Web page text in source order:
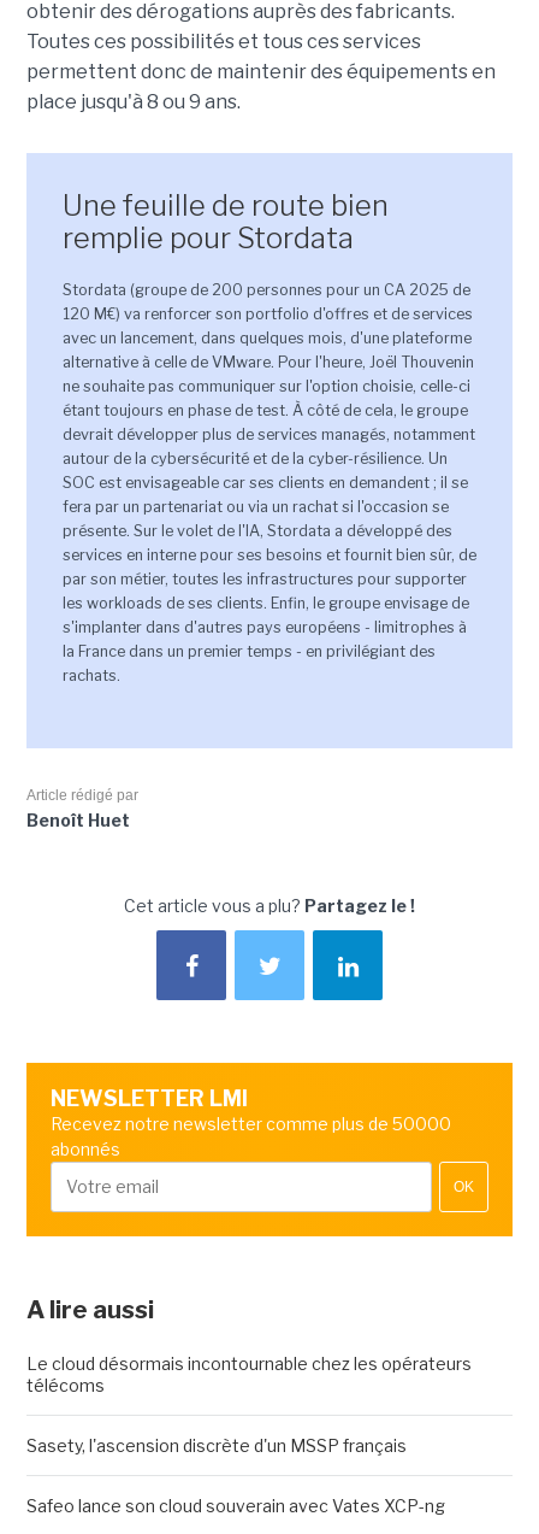
obtenir des dérogations auprès des fabricants.
Toutes ces possibilités et tous ces services
permettent donc de maintenir des équipements en
place jusqu'à 8 ou 9 ans.
Une feuille de route bien
remplie pour Stordata
Stordata (groupe de 200 personnes pour un CA 2025 de
120 M€) va renforcer son portfolio d'offres et de services
avec un lancement, dans quelques mois, d'une plateforme
alternative à celle de VMware. Pour l'heure, Joël Thouvenin
ne souhaite pas communiquer sur l'option choisie, celle-ci
étant toujours en phase de test. À côté de cela, le groupe
devrait développer plus de services managés, notamment
autour de la cybersécurité et de la cyber-résilience. Un
SOC est envisageable car ses clients en demandent ; il se
fera par un partenariat ou via un rachat si l'occasion se
présente. Sur le volet de l'IA, Stordata a développé des
services en interne pour ses besoins et fournit bien sûr, de
par son métier, toutes les infrastructures pour supporter
les workloads de ses clients. Enfin, le groupe envisage de
s'implanter dans d'autres pays européens - limitrophes à
la France dans un premier temps - en privilégiant des
rachats.
Article rédigé par
Benoît Huet
Cet article vous a plu? Partagez le !
NEWSLETTER LMI
Recevez notre newsletter comme plus de 50000
abonnés
OK
A lire aussi
Le cloud désormais incontournable chez les opérateurs
télécoms
Sasety, l'ascension discrète d'un MSSP français
Safeo lance son cloud souverain avec Vates XCP-ng